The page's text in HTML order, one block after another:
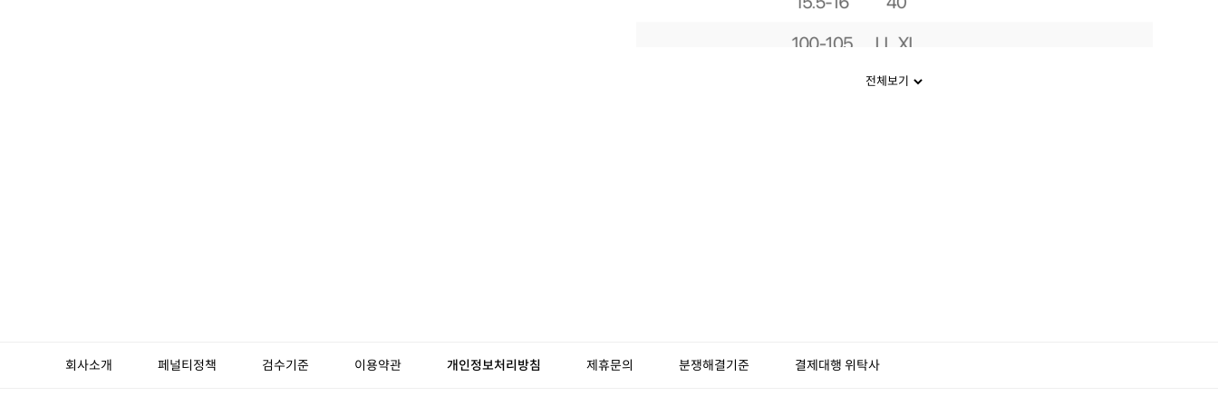
전체보기
회사소개 페널티정책 검수기준 이용약관 개인정보처리방침 제휴문의 분쟁해결기준 결제대행 위탁사